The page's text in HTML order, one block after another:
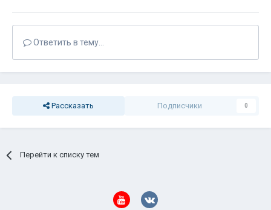
Ответить в тему...
Рассказать Подписчики 0
Перейти к списку тем